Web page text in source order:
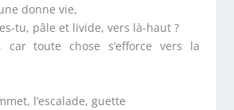
donne vie,
tu, pâle et livide, vers là-haut ?
car toute chose s’efforce vers la
l’escalade, guette